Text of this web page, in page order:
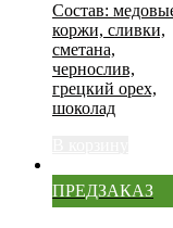
Состав:
коржи, сливки,
сметана,
чернослив,
грецкий орех,
шоколад
ПРЕДЗАКАЗ